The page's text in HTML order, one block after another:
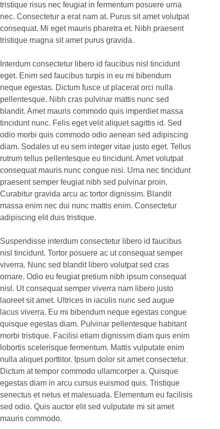
tristique risus nec feugiat in fermentum posuere urna
nec. Consectetur a erat nam at. Purus sit amet volutpat
consequat. Mi eget mauris pharetra et. Nibh praesent
tristique magna sit amet purus gravida.
Interdum consectetur libero id faucibus nisl tincidunt
eget. Enim sed faucibus turpis in eu mi bibendum
neque egestas. Dictum fusce ut placerat orci nulla
pellentesque. Nibh cras pulvinar mattis nunc sed
blandit. Amet mauris commodo quis imperdiet massa
tincidunt nunc. Felis eget velit aliquet sagittis id. Sed
odio morbi quis commodo odio aenean sed adipiscing
diam. Sodales ut eu sem integer vitae justo eget. Tellus
rutrum tellus pellentesque eu tincidunt. Amet volutpat
consequat mauris nunc congue nisi. Urna nec tincidunt
praesent semper feugiat nibh sed pulvinar proin.
Curabitur gravida arcu ac tortor dignissim. Blandit
massa enim nec dui nunc mattis enim. Consectetur
adipiscing elit duis tristique.
Suspendisse interdum consectetur libero id faucibus
nisl tincidunt. Tortor posuere ac ut consequat semper
viverra. Nunc sed blandit libero volutpat sed cras
ornare. Odio eu feugiat pretium nibh ipsum consequat
nisl. Ut consequat semper viverra nam libero justo
laoreet sit amet. Ultrices in iaculis nunc sed augue
lacus viverra. Eu mi bibendum neque egestas congue
quisque egestas diam. Pulvinar pellentesque habitant
morbi tristique. Facilisi etiam dignissim diam quis enim
lobortis scelerisque fermentum. Mattis vulputate enim
nulla aliquet porttitor. Ipsum dolor sit amet consectetur.
Dictum at tempor commodo ullamcorper a. Quisque
egestas diam in arcu cursus euismod quis. Tristique
senectus et netus et malesuada. Elementum eu facilisis
sed odio. Quis auctor elit sed vulputate mi sit amet
mauris commodo.